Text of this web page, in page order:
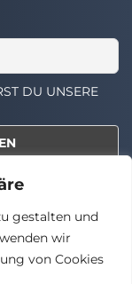
gestalten und
wir
von Cookies
DU UNSERE